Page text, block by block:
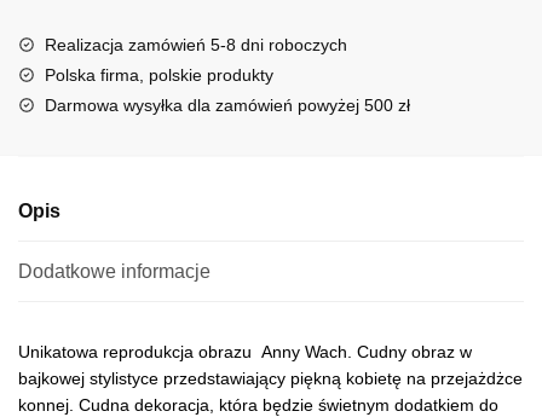
a
t
i
Realizacja zamówień 5-8 dni roboczych
Polska firma, polskie produkty
Darmowa wysyłka dla zamówień powyżej 500 zł
Opis
Dodatkowe informacje
Unikatowa reprodukcja obrazu Anny Wach. Cudny obraz w
bajkowej stylistyce przedstawiający piękną kobietę na przejażdżce
konnej. Cudna dekoracja, która będzie świetnym dodatkiem do